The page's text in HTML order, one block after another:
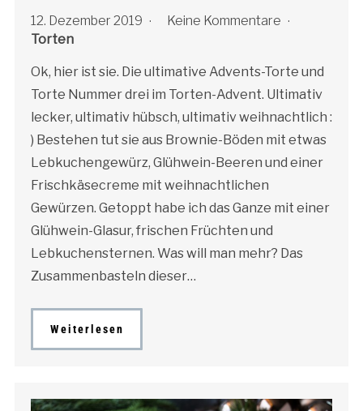
12. Dezember 2019
Keine Kommentare
Torten
Ok, hier ist sie. Die ultimative Advents-Torte und
Torte Nummer drei im Torten-Advent. Ultimativ
lecker, ultimativ hübsch, ultimativ weihnachtlich :
) Bestehen tut sie aus Brownie-Böden mit etwas
Lebkuchengewürz, Glühwein-Beeren und einer
Frischkäsecreme mit weihnachtlichen
Gewürzen. Getoppt habe ich das Ganze mit einer
Glühwein-Glasur, frischen Früchten und
Lebkuchensternen. Was will man mehr? Das
Zusammenbasteln dieser…
Weiterlesen